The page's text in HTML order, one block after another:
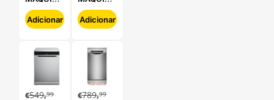
DE LAVAR
LOUÇA
ELECTROLUX
E62LB202S
Adicionar
DE LAVAR
LOUÇA
ELECTROLUX
E62LB100S
Adicionar
€549,99 €789,99